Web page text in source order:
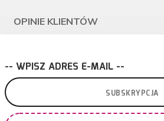
OPINIE KLIENTÓW
-- WPISZ ADRES E-MAIL --